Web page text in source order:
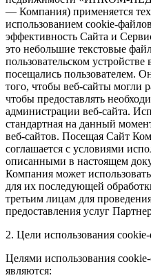
— Компания) применяется
использованием cookie-
эффективность Сайта и
это небольшие текстовые
пользовательском
посещались пользователем.
того, чтобы веб-сайты могли
чтобы предоставлять
администрации веб-сайта.
стандартная на данный
веб-сайтов. Посещая Сайт
соглашается с условиями
описанными в настоящем
Компания может
для их последующей
третьим лицам для
предоставления услуг
2. Цели использования
Целями использования
являются: